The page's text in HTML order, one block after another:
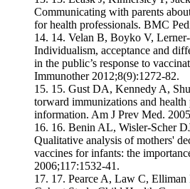
Communicating with parents
for health professionals. BMC
14. Velan B, Boyko V,
Individualism, acceptance and
in the public’s response to
Immunother 2012;8(9):1272-82.
15. Gust DA, Kennedy A,
torward immunizations and
information. Am J Prev Med.
16. Benin AL, Wisler-Scher
Qualitative analysis of mothers'
vaccines for infants: the
2006;117:1532-41.
17. Pearce A, Law C,